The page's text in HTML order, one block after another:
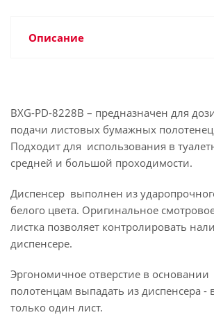
Описание
BXG-PD-8228В – предназначен для
подачи листовых бумажных
Подходит для использования в
средней и большой проходимости.
Диспенсер выполнен из
белого цвета. Оригинальное
листка позволяет контролировать
диспенсере.
Эргономичное отверстие в основании
полотенцам выпадать из диспенсера -
только один лист.